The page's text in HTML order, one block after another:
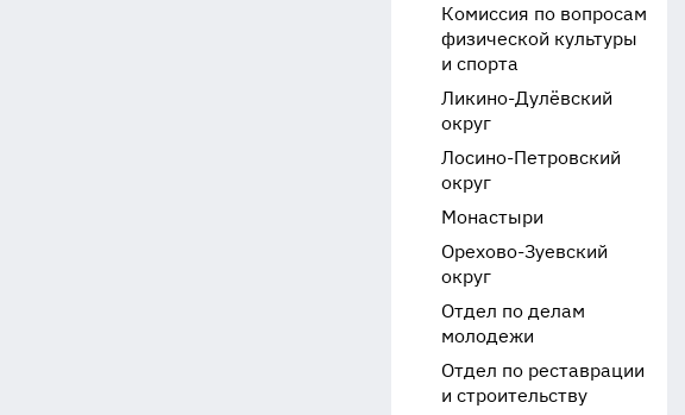
Комиссия по вопросам
физической культуры
и спорта
Ликино-Дулёвский
округ
Лосино-Петровский
округ
Монастыри
Орехово-Зуевский
округ
Отдел по делам
молодежи
Отдел по реставрации
и строительству